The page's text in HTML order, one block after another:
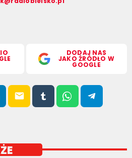
DODAJ NAS
JAKO ŹRÓDŁO W
GOOGLE
email